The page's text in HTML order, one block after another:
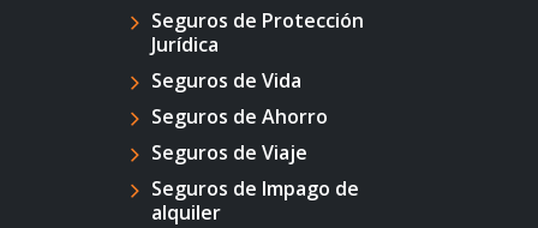
Seguros de Protección
Jurídica
Seguros de Vida
Seguros de Ahorro
Seguros de Viaje
Seguros de Impago de
alquiler